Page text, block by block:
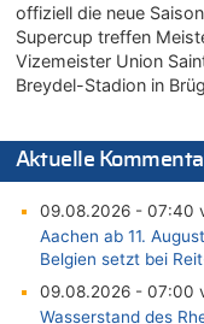
offiziell die neue
Supercup treffen
Vizemeister Union
Breydel-Stadion in
Aktuelle
09.08.2026 - 07:40
Aachen ab 11.
Belgien setzt bei
09.08.2026 - 07:00
Wasserstand des